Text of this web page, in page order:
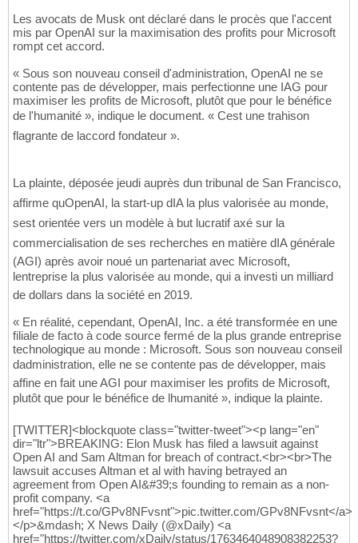
Les avocats de Musk ont déclaré dans le procès que l'accent
mis par OpenAI sur la maximisation des profits pour Microsoft
rompt cet accord.
« Sous son nouveau conseil d'administration, OpenAI ne se
contente pas de développer, mais perfectionne une IAG pour
maximiser les profits de Microsoft, plutôt que pour le bénéfice
de l'humanité », indique le document. « Cest une trahison
flagrante de laccord fondateur ».
La plainte, déposée jeudi auprès dun tribunal de San Francisco,
affirme quOpenAI, la start-up dIA la plus valorisée au monde,
sest orientée vers un modèle à but lucratif axé sur la
commercialisation de ses recherches en matière dIA générale
(AGI) après avoir noué un partenariat avec Microsoft,
lentreprise la plus valorisée au monde, qui a investi un milliard
de dollars dans la société en 2019.
« En réalité, cependant, OpenAI, Inc. a été transformée en une
filiale de facto à code source fermé de la plus grande entreprise
technologique au monde : Microsoft. Sous son nouveau conseil
dadministration, elle ne se contente pas de développer, mais
affine en fait une AGI pour maximiser les profits de Microsoft,
plutôt que pour le bénéfice de lhumanité », indique la plainte.
[TWITTER]<blockquote class="twitter-tweet"><p lang="en"
dir="ltr">BREAKING: Elon Musk has filed a lawsuit against
Open AI and Sam Altman for breach of contract.<br><br>The
lawsuit accuses Altman et al with having betrayed an
agreement from Open AI&#39;s founding to remain as a non-
profit company. <a
href="https://t.co/GPv8NFvsnt">pic.twitter.com/GPv8NFvsnt</a>
</p>&mdash; X News Daily (@xDaily) <a
href="https://twitter.com/xDaily/status/1763464048908382253?